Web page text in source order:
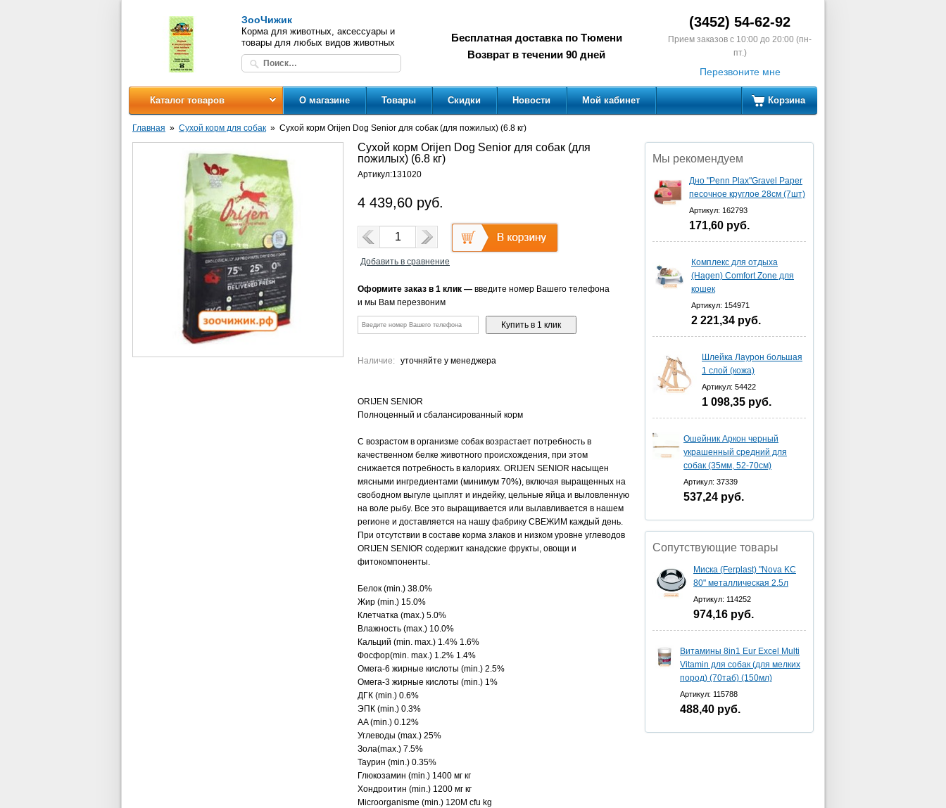
ЗооЧижик
Корма для животных, аксессуары и
товары для любых видов животных
Бесплатная доставка по Тюмени
Возврат в течении 90 дней
(3452) 54-62-92
Прием заказов с 10:00 до 20:00 (пн-
пт.)
Перезвоните мне
Каталог товаров Корзина
О магазине Товары Скидки Новости Мой кабинет
Главная Сухой корм для собак Сухой корм Orijen Dog Senior для собак (для пожилых) (6.8 кг)
Сухой корм Orijen Dog Senior для собак (для
пожилых) (6.8 кг)
Артикул:131020
4 439,60 руб.
Добавить в сравнение
Оформите заказ в 1 клик — введите номер Вашего телефона
и мы Вам перезвоним
Наличие: уточняйте у менеджера
ORIJEN SENIOR
Полноценный и сбалансированный корм
C возрастом в организме собак возрастает потребность в
качественном белке животного происхождения, при этом
снижается потребность в калориях. ORIJEN SENIOR насыщен
мясными ингредиентами (минимум 70%), включая выращенных на
свободном выгуле цыплят и индейку, цельные яйца и выловленную
на воле рыбу. Все это выращивается или вылавливается в нашем
регионе и доставляется на нашу фабрику СВЕЖИМ каждый день.
При отсутствии в составе корма злаков и низком уровне углеводов
ORIJEN SENIOR содержит канадские фрукты, овощи и
фитокомпоненты.
Белок (min.) 38.0%
Жир (min.) 15.0%
Клетчатка (max.) 5.0%
Влажность (max.) 10.0%
Кальций (min. max.) 1.4% 1.6%
Фосфор(min. max.) 1.2% 1.4%
Омега-6 жирные кислоты (min.) 2.5%
Омега-3 жирные кислоты (min.) 1%
ДГК (min.) 0.6%
ЭПК (min.) 0.3%
AA (min.) 0.12%
Углеводы (max.) 25%
Зола(max.) 7.5%
Таурин (min.) 0.35%
Глюкозамин (min.) 1400 мг кг
Хондроитин (min.) 1200 мг кг
Microorganisme (min.) 120M cfu kg
Мы рекомендуем
Дно "Penn Plax"Gravel Paper
песочное круглое 28см (7шт)
Артикул: 162793
171,60 руб.
Комплекс для отдыха
(Hagen) Comfort Zone для
кошек
Артикул: 154971
2 221,34 руб.
Шлейка Лаурон большая
1 слой (кожа)
Артикул: 54422
1 098,35 руб.
Ошейник Аркон черный
украшенный средний для
собак (35мм, 52-70см)
Артикул: 37339
537,24 руб.
Сопутствующие товары
Миска (Ferplast) "Nova KC
80" металлическая 2.5л
Артикул: 114252
974,16 руб.
Витамины 8in1 Eur Excel Multi
Vitamin для собак (для мелких
пород) (70таб) (150мл)
Артикул: 115788
488,40 руб.